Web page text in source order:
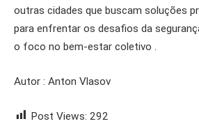
outras cidades que buscam soluções
para enfrentar os desafios da
o foco no bem-estar coletivo .
Autor : Anton Vlasov
Post Views: 292